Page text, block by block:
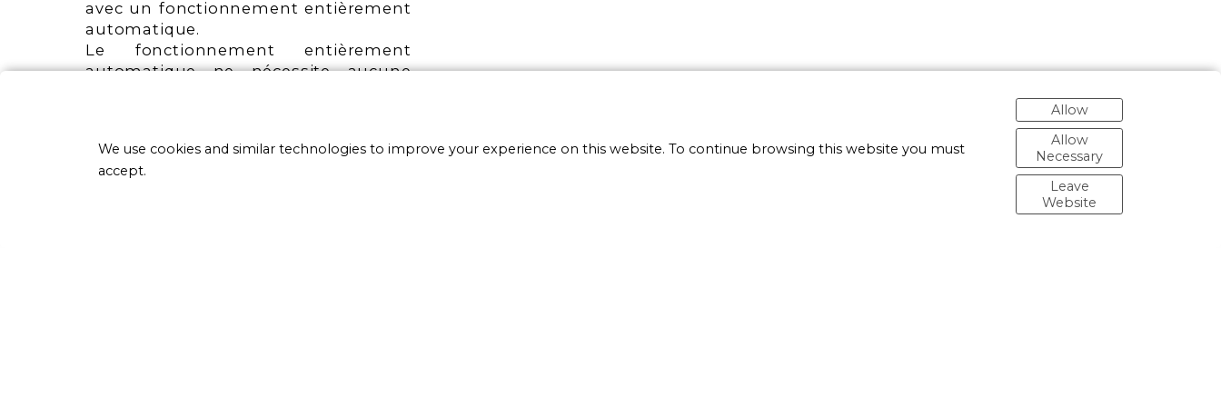
avec un fonctionnement entièrement
automatique.
Le fonctionnement entièrement
automatique ne nécessite aucune
We use cookies and similar technologies to improve your experience on this website. To continue browsing this website you must
accept.
Allow
Allow
Necessary
Leave
Website